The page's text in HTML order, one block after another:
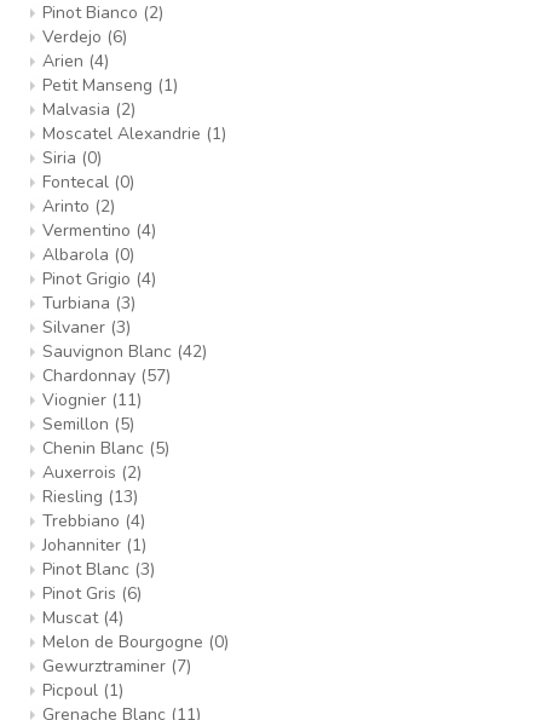
Pinot Bianco (2)
Verdejo (6)
Arien (4)
Petit Manseng (1)
Malvasia (2)
Moscatel Alexandrie (1)
Siria (0)
Fontecal (0)
Arinto (2)
Vermentino (4)
Albarola (0)
Pinot Grigio (4)
Turbiana (3)
Silvaner (3)
Sauvignon Blanc (42)
Chardonnay (57)
Viognier (11)
Semillon (5)
Chenin Blanc (5)
Auxerrois (2)
Riesling (13)
Trebbiano (4)
Johanniter (1)
Pinot Blanc (3)
Pinot Gris (6)
Muscat (4)
Melon de Bourgogne (0)
Gewurztraminer (7)
Picpoul (1)
Grenache Blanc (11)